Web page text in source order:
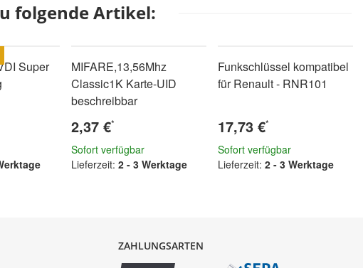
folgende Artikel:
Super
MIFARE,13,56Mhz
Classic1K Karte-UID
beschreibbar
2,37 €*
Sofort verfügbar
Lieferzeit: 2 - 3 Werktage
Funkschlüssel kompatibel
für Renault - RNR101
17,73 €*
Sofort verfügbar
Lieferzeit: 2 - 3 Werktage
ZAHLUNGSARTEN